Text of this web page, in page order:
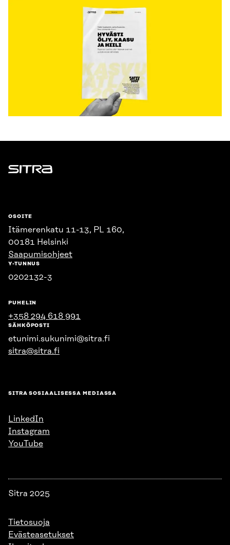
Sitra
OSOITE
Itämerenkatu 11-13, PL 160,
00181 Helsinki
Saapumisohjeet
Y-TUNNUS
0202132-3
PUHELIN
+358 294 618 991
SÄHKÖPOSTI
etunimi.sukunimi@sitra.fi
sitra@sitra.fi
SITRA SOSIAALISESSA MEDIASSA
LinkedIn
Instagram
YouTube
Sitra 2025
Tietosuoja
Evästeasetukset